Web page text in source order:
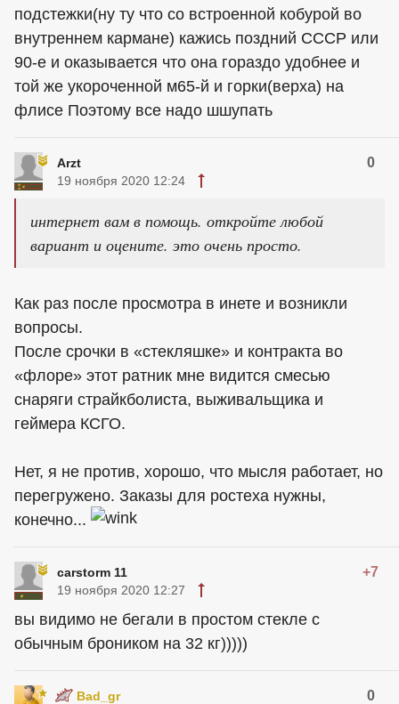
подстежки(ну ту что со встроенной кобурой во
внутреннем кармане) кажись поздний СССР или
90-е и оказывается что она гораздо удобнее и
той же укороченной м65-й и горки(верха) на
флисе Поэтому все надо шшупать
Arzt 0
19 ноября 2020 12:24
интернет вам в помощь. откройте любой
вариант и оцените. это очень просто.
Как раз после просмотра в инете и возникли
вопросы.
После срочки в «стекляшке» и контракта во
«флоре» этот ратник мне видится смесью
снаряги страйкболиста, выживальщика и
геймера КСГО.
Нет, я не против, хорошо, что мысля работает, но
перегружено. Заказы для ростеха нужны,
конечно...
carstorm 11 +7
19 ноября 2020 12:27
вы видимо не бегали в простом стекле с
обычным броником на 32 кг)))))
Bad_gr 0